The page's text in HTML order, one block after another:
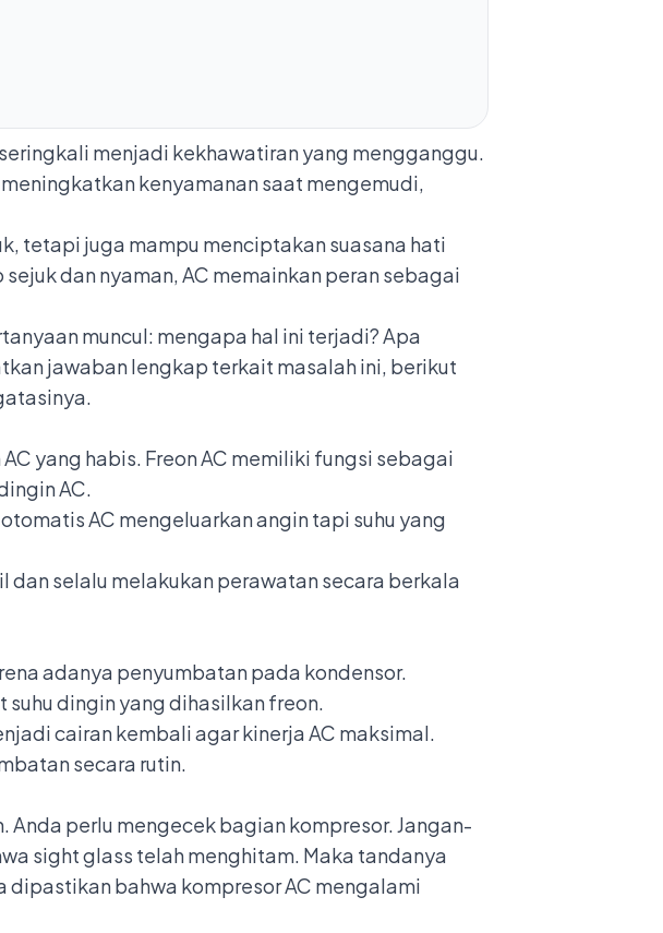
menjadi kekhawatiran yang mengganggu.
kenyamanan saat mengemudi,
tetapi juga mampu menciptakan suasana hati
dan nyaman, AC memainkan peran sebagai
muncul: mengapa hal ini terjadi? Apa
jawaban lengkap terkait masalah ini, berikut
yang habis. Freon AC memiliki fungsi sebagai
AC.
AC mengeluarkan angin tapi suhu yang
dan selalu melakukan perawatan secara berkala
adanya penyumbatan pada kondensor.
dingin yang dihasilkan freon.
cairan kembali agar kinerja AC maksimal.
secara rutin.
Anda perlu mengecek bagian kompresor. Jangan-
sight glass telah menghitam. Maka tandanya
dipastikan bahwa kompresor AC mengalami